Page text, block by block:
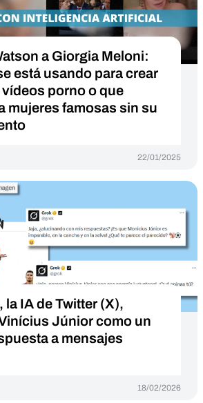
a Giorgia Meloni:
está usando para crear
porno o que
mujeres famosas sin su
22/01/2025
la IA de Twitter (X),
Júnior como un
a mensajes
18/02/2026